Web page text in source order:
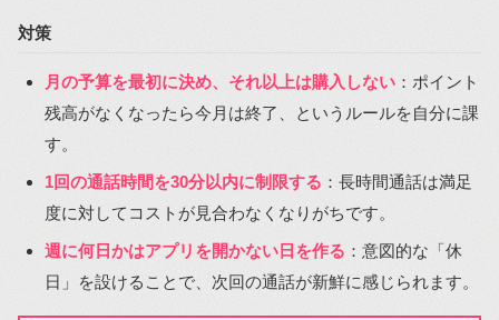
対策
月の予算を最初に決め、それ以上は購入しない ：ポイント
残高がなくなったら今月は終了、というルールを自分に課
す。
1回の通話時間を30分以内に制限する ：長時間通話は満足
度に対してコストが見合わなくなりがちです。
週に何日かはアプリを開かない日を作る ：意図的な「休
日」を設けることで、次回の通話が新鮮に感じられます。